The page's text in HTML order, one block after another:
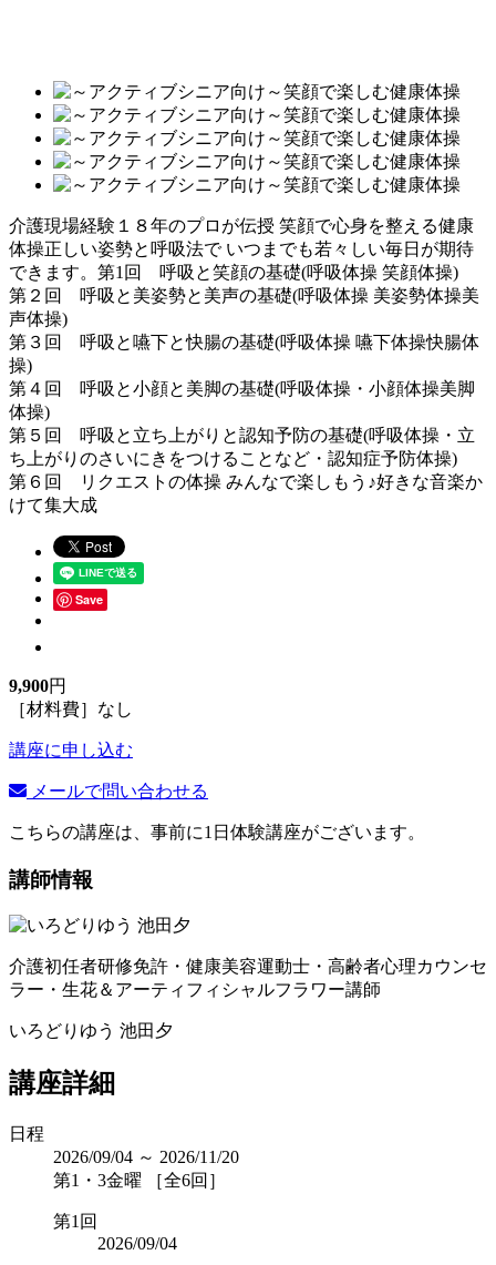
介護現場経験１８年のプロが伝授 笑顔で心身を整える健康
体操正しい姿勢と呼吸法で いつまでも若々しい毎日が期待
できます。第1回 呼吸と笑顔の基礎(呼吸体操 笑顔体操)
第２回 呼吸と美姿勢と美声の基礎(呼吸体操 美姿勢体操美
声体操)
第３回 呼吸と嚥下と快腸の基礎(呼吸体操 嚥下体操快腸体
操)
第４回 呼吸と小顔と美脚の基礎(呼吸体操・小顔体操美脚
体操)
第５回 呼吸と立ち上がりと認知予防の基礎(呼吸体操・立
ち上がりのさいにきをつけることなど・認知症予防体操)
第６回 リクエストの体操 みんなで楽しもう♪好きな音楽か
けて集大成
Save
9,900円
［材料費］なし
講座に申し込む
メールで問い合わせる
こちらの講座は、事前に1日体験講座がございます。
講師情報
介護初任者研修免許・健康美容運動士・高齢者心理カウンセ
ラー・生花＆アーティフィシャルフラワー講師
いろどりゆう 池田夕
講座詳細
日程
2026/09/04 ～ 2026/11/20
第1・3金曜 ［全6回］
第1回
2026/09/04